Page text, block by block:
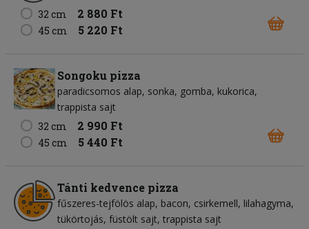
32 cm 2 880 Ft
45 cm 5 220 Ft
Songoku pizza
paradicsomos alap sonka gomba kukorica
trappista sajt
32 cm
2 990 Ft
45 cm 5 440 Ft
Tánti kedvence pizza
fűszeres-tejfölös alap bacon csirkemell lilahagyma
tükörtojás füstölt sajt trappista sajt